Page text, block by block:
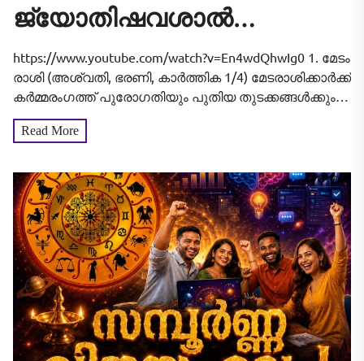
ജ്യോതിഷവശാൽ
നിങ്ങളുടെ ഇന്ന്‌ (2026
ആഗസ്റ്റ് 09, ഞായർ)
എങ്ങനെ എന്നറിയാം
https://www.youtube.com/watch?v=En4wdQhwIg0 1. മേടം
രാശി (അശ്വതി, ഭരണി, കാർത്തിക 1/4) മേടരാശിക്കാർക്ക്
കർമ്മരംഗത്ത് പുരോഗതിയും പുതിയ തുടക്കങ്ങൾക്കും
വഴിയൊരുങ്ങുന്ന സുദിനമാണിന്ന്. ദീർഘകാലമായി
മുടങ്ങിപ്പോയ പ്രോജക്റ്റുകളും പദ്ധതികളും
ഔദ്യോഗിക തലത്തിൽ...
Read More